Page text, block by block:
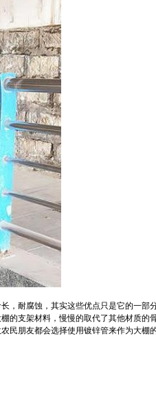
，耐腐蚀，其实这些优点只是它的一部
的支架材料，慢慢的取代了其他材质的
民朋友都会选择使用镀锌管来作为大棚的